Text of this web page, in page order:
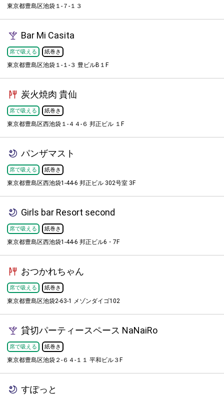
東京都豊島区池袋１-７-１３
Bar Mi Casita
席で吸える 紙巻き
東京都豊島区池袋１-１-３ 豊ビルB１F
炭火焼肉 貴仙
席で吸える 紙巻き
東京都豊島区西池袋１-４４-６ 邦正ビル １F
パンザマスト
席で吸える 紙巻き
東京都豊島区西池袋1-44-6 邦正ビル 302号室 3F
Girls bar Resort second
席で吸える 紙巻き
東京都豊島区西池袋1-44-6 邦正ビル6・7F
おつかれちゃん
席で吸える 紙巻き
東京都豊島区池袋2-63-1 メゾンダイゴ102
貸切パーティースペース NaNaiRo
席で吸える 紙巻き
東京都豊島区池袋２-６４-１１ 平和ビル３F
すぽっと